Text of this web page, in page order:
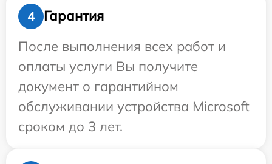
4
Гарантия
После выполнения всех работ и
оплаты услуги Вы получите
документ о гарантийном
обслуживании устройства Microsoft
сроком до 3 лет.